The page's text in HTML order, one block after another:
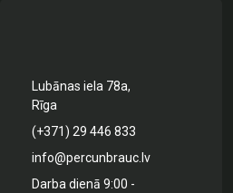
Lubānas iela 78a,
Rīga
(+371) 29 446 833
info@percunbrauc.lv
Darba dienā 9:00 -